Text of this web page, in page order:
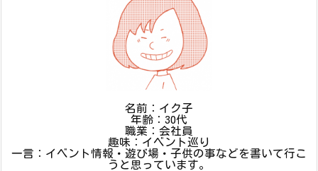
名前：イク子
年齢：30代
職業：会社員
趣味：イベント巡り
一言：イベント情報・遊び場・子供の事などを書いて行こ
うと思っています。